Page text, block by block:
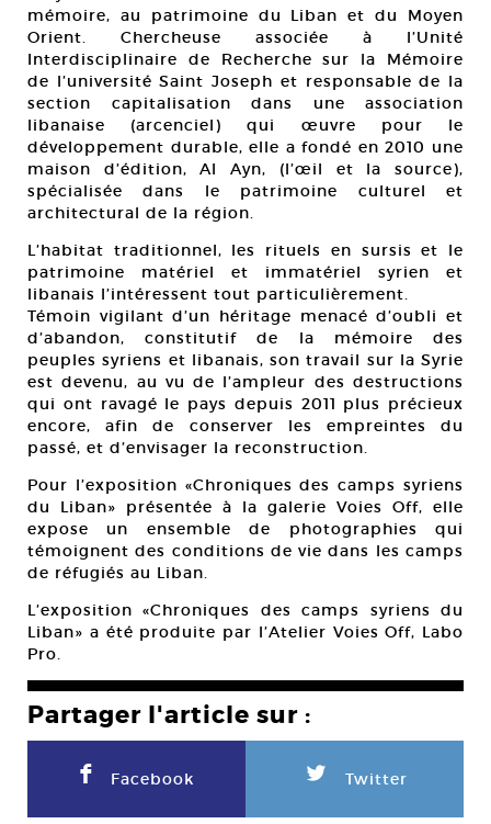
mémoire, au patrimoine du Liban et du Moyen
Orient. Chercheuse associée à l’Unité
Interdisciplinaire de Recherche sur la Mémoire
de l’université Saint Joseph et responsable de la
section capitalisation dans une association
libanaise (arcenciel) qui œuvre pour le
développement durable, elle a fondé en 2010 une
maison d’édition, Al Ayn, (l’œil et la source),
spécialisée dans le patrimoine culturel et
architectural de la région.
L’habitat traditionnel, les rituels en sursis et le
patrimoine matériel et immatériel syrien et
libanais l’intéressent tout particulièrement.
Témoin vigilant d’un héritage menacé d’oubli et
d’abandon, constitutif de la mémoire des
peuples syriens et libanais, son travail sur la Syrie
est devenu, au vu de l’ampleur des destructions
qui ont ravagé le pays depuis 2011 plus précieux
encore, afin de conserver les empreintes du
passé, et d’envisager la reconstruction.
Pour l’exposition «Chroniques des camps syriens
du Liban» présentée à la galerie Voies Off, elle
expose un ensemble de photographies qui
témoignent des conditions de vie dans les camps
de réfugiés au Liban.
L’exposition «Chroniques des camps syriens du
Liban» a été produite par l’Atelier Voies Off, Labo
Pro.
Partager l'article sur :
F Facebook L Twitter